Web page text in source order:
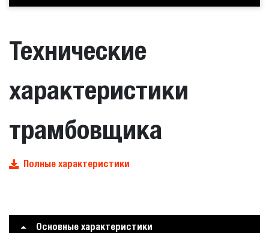
Технические
характеристики
трамбовщика
Полные характеристики
Основные характеристики